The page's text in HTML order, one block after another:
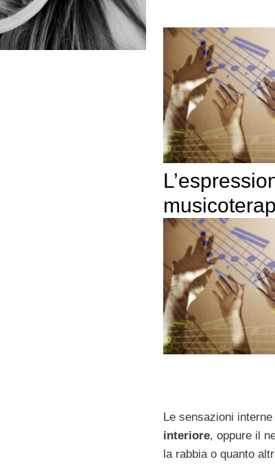
Le sensazioni
interiore, oppure il
la rabbia o quanto